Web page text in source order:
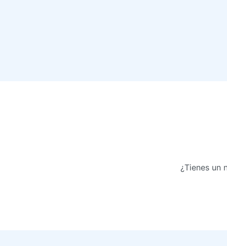
¿Tienes un